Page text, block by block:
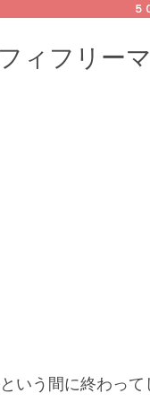
５
ィフリー
いう間に終わって